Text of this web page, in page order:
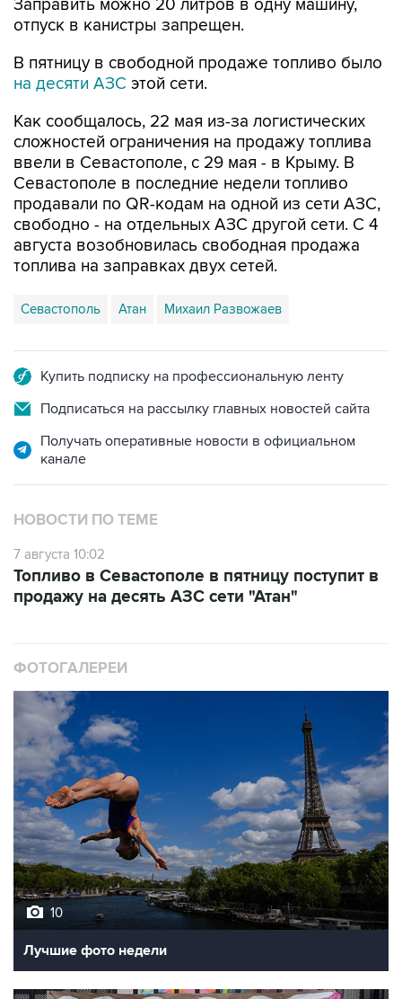
В пятницу в свободной продаже топливо было
Как сообщалось, 22 мая из-за логистических
ввели в Севастополе, с 29 мая - в Крыму. В
Севастополе в последние недели топливо
продавали по QR-кодам на одной из сети АЗС,
свободно - на отдельных АЗС другой сети. С 4
августа возобновилась свободная продажа
топлива на заправках двух сетей.
Севастополь Атан Михаил Развожаев
Подписаться на рассылку главных новостей сайта
Получать оперативные новости в официальном
НОВОСТИ ПО ТЕМЕ
7 августа 10:02
продажу на десять АЗС сети "Атан"
10
Лучшие фото недели